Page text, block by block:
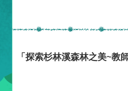
「探索杉林溪森林之美~教